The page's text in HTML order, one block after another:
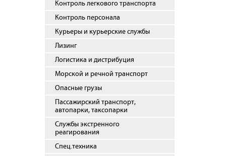
Контроль легкового транспорта
Контроль персонала
Курьеры и курьерские службы
Лизинг
Логистика и дистрибуция
Морской и речной транспорт
Опасные грузы
Пассажирский транспорт,
автопарки, таксопарки
Службы экстренного
реагирования
Спец.техника